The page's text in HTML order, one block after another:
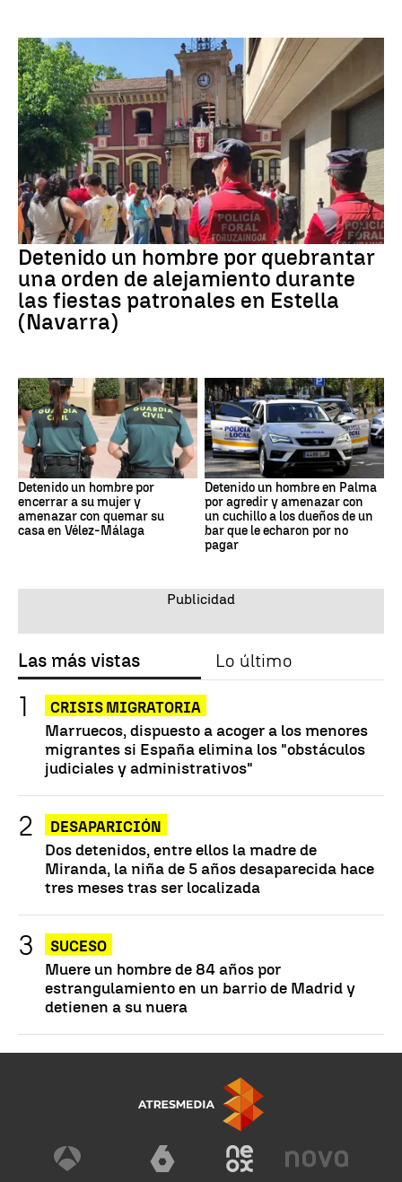
Detenido un hombre por quebrantar
una orden de alejamiento durante
las fiestas patronales en Estella
(Navarra)
Detenido un hombre por
encerrar a su mujer y
amenazar con quemar su
casa en Vélez-Málaga
Detenido un hombre en Palma
por agredir y amenazar con
un cuchillo a los dueños de un
bar que le echaron por no
pagar
Las más vistas Lo último
CRISIS MIGRATORIA
Marruecos, dispuesto a acoger a los menores
migrantes si España elimina los "obstáculos
judiciales y administrativos"
DESAPARICIÓN
Dos detenidos, entre ellos la madre de
Miranda, la niña de 5 años desaparecida hace
tres meses tras ser localizada
SUCESO
Muere un hombre de 84 años por
estrangulamiento en un barrio de Madrid y
detienen a su nuera